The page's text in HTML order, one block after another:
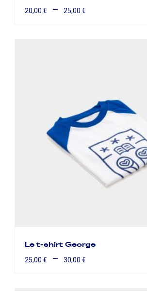
20,00 € – 25,00 €
Le t-shirt George
25,00 € – 30,00 €